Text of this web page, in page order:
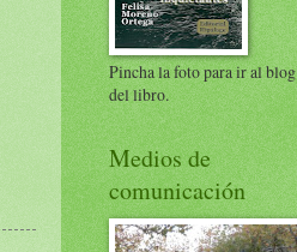
Pincha la foto para ir al blog
del libro.
Medios de
comunicación